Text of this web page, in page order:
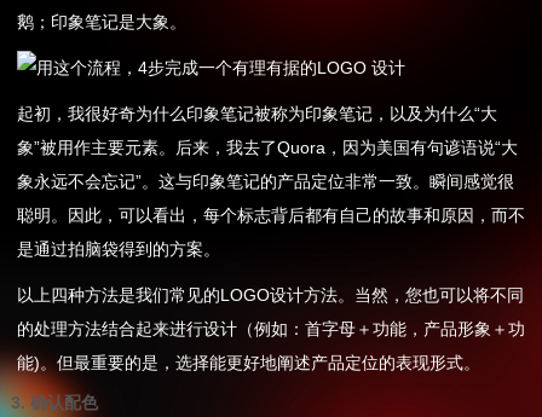
鹅；印象笔记是大象。
起初，我很好奇为什么印象笔记被称为印象笔记，以及为什么“大
象”被用作主要元素。后来，我去了Quora，因为美国有句谚语说“大
象永远不会忘记”。这与印象笔记的产品定位非常一致。瞬间感觉很
聪明。因此，可以看出，每个标志背后都有自己的故事和原因，而不
是通过拍脑袋得到的方案。
以上四种方法是我们常见的LOGO设计方法。当然，您也可以将不同
的处理方法结合起来进行设计（例如：首字母＋功能，产品形象＋功
能)。但最重要的是，选择能更好地阐述产品定位的表现形式。
3. 确认配色